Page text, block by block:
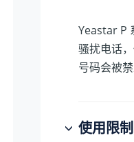
Yeastar P
骚扰电话
号码会被
使用限制